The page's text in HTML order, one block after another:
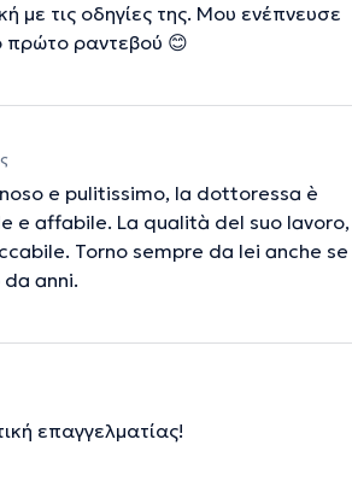
με τις οδηγίες της. Μου ενέπνευσε
πρώτο ραντεβού 😊
e pulitissimo, la dottoressa è
e affabile. La qualità del suo lavoro,
Torno sempre da lei anche se
anni.
επαγγελματίας!